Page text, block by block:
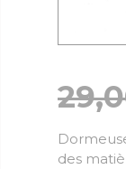
des